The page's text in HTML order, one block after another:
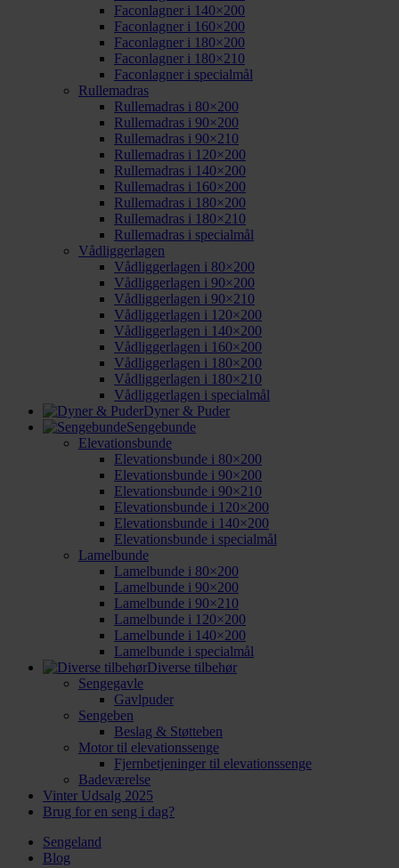
Faconlagner i 140×200
Faconlagner i 160×200
Faconlagner i 180×200
Faconlagner i 180×210
Faconlagner i specialmål
Rullemadras
Rullemadras i 80×200
Rullemadras i 90×200
Rullemadras i 90×210
Rullemadras i 120×200
Rullemadras i 140×200
Rullemadras i 160×200
Rullemadras i 180×200
Rullemadras i 180×210
Rullemadras i specialmål
Vådliggerlagen
Vådliggerlagen i 80×200
Vådliggerlagen i 90×200
Vådliggerlagen i 90×210
Vådliggerlagen i 120×200
Vådliggerlagen i 140×200
Vådliggerlagen i 160×200
Vådliggerlagen i 180×200
Vådliggerlagen i 180×210
Vådliggerlagen i specialmål
Dyner & Puder
Sengebunde
Elevationsbunde
Elevationsbunde i 80×200
Elevationsbunde i 90×200
Elevationsbunde i 90×210
Elevationsbunde i 120×200
Elevationsbunde i 140×200
Elevationsbunde i specialmål
Lamelbunde
Lamelbunde i 80×200
Lamelbunde i 90×200
Lamelbunde i 90×210
Lamelbunde i 120×200
Lamelbunde i 140×200
Lamelbunde i specialmål
Diverse tilbehør
Sengegavle
Gavlpuder
Sengeben
Beslag & Støtteben
Motor til elevationssenge
Fjernbetjeninger til elevationssenge
Badeværelse
Vinter Udsalg 2025
Brug for en seng i dag?
Sengeland
Blog